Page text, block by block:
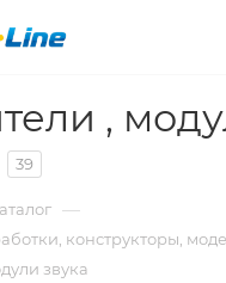
,
39
—
конструкторы,
звука